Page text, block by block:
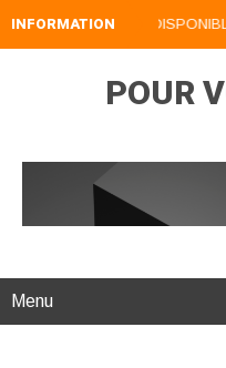
INFORMATION
NUMERIQUES DISPONIBLES
POUR
Menu